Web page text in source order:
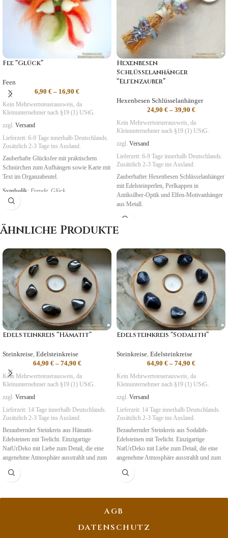
Fee “Glück”
Feen
6,90 € – 16,90 €
Kein Mehrwertsteuerausweis, da
Kleinunternehmer nach §19 (1) UStG.
zzgl. Versand
Lieferzeit: 6-9 Tage innerhalb Deutschlands.
Zusätzlich 2-3 Tage ins Ausland.
Zauberhafte Glücksfee mit praktischem
Schnürchen zum Aufhängen sowie Karte mit
Text im Organzabeutel.
Symbolik: Freude, Glück
Hexenbesen
Schlüsselanhänger
“Elfenzauber”
Hexenbesen Schlüsselanhänger
24,90 €– 39,90 €
Kein Mehrwertsteuerausweis, da
Kleinunternehmer nach §19 (1) UStG.
zzgl. Versand
Lieferzeit: 6-9 Tage innerhalb Deutschlands.
Zusätzlich 2-3 Tage ins Ausland.
Zauberhafter Hexenbesen Schlüsselanhänger
mit Edelsteinperlen, Perlkappen in
Antiksilber-Optik und Elfen-Motivanhänger
aus Metall.
Symbolik
NatUrGeister
Ähnliche Produkte
Edelsteinkreis “Hämatit”
Steinkreise Edelsteinkreise
64,90 €– 74,90 €
Kein Mehrwertsteuerausweis, da
Kleinunternehmer nach §19 (1) UStG.
zzgl. Versand
Lieferzeit: 14 Tage innerhalb Deutschlands.
Zusätzlich 2-3 Tage ins Ausland.
Bezaubernder Steinkreis aus Hämatit-
Edelsteinen mit Teelicht. Einzigartige
NatUrDeko mit Liebe zum Detail, die eine
angenehme Atmosphäre ausstrahlt und zum
Edelsteinkreis “Sodalith”
Steinkreise Edelsteinkreise
64,90 €– 74,90 €
Kein Mehrwertsteuerausweis, da
Kleinunternehmer nach §19 (1) UStG.
zzgl. Versand
Lieferzeit: 14 Tage innerhalb Deutschlands.
Zusätzlich 2-3 Tage ins Ausland.
Bezaubernder Steinkreis aus Sodalith-
Edelsteinen mit Teelicht. Einzigartige
NatUrDeko mit Liebe zum Detail, die eine
angenehme Atmosphäre ausstrahlt und zum
AGB
DATENSCHUTZ